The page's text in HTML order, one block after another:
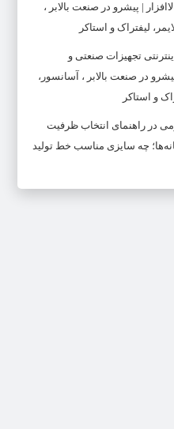
| پیشرو در صنعت بالابر ،
لیفتراک و استاکر
تجهیزات صنعتی و
در صنعت بالابر ، آسانسور،
و استاکر
در راهنمای انتخاب ظرفیت
چه سایزی مناسب خط تولید